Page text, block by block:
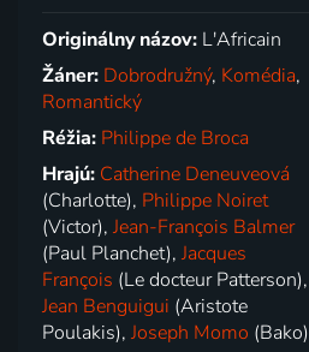
Originálny názov: L'Africain
Žáner: Dobrodružný, Komédia,
Romantický
Réžia: Philippe de Broca
Hrajú: Catherine Deneuveová
(Charlotte), Philippe Noiret
(Victor),Jean-François Balmer
(Paul Planchet),Jacques
François (Le docteur Patterson),
Jean Benguigui (Aristote
Poulakis),Joseph Momo (Bako)